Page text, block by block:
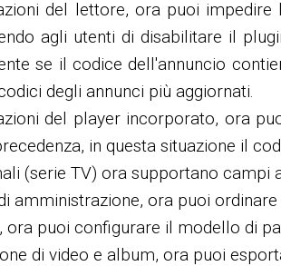
del lettore, ora puoi
agli utenti di disabilitare il
se il codice dell'annuncio
degli annunci più aggiornati.
del player incorporato, ora
in questa situazione il
(serie TV) ora supportano campi
amministrazione, ora puoi
ora puoi configurare il modello di
di video e album, ora puoi